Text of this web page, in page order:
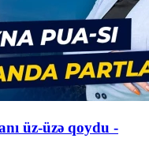
üz-üzə qoydu -